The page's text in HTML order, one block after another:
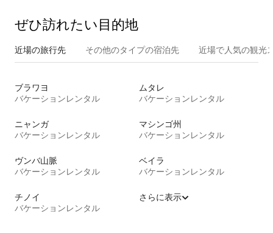
ぜひ訪⁠れ⁠た⁠い目⁠的⁠地
近場の旅行先 その他のタ⁠イ⁠プ⁠の宿⁠泊⁠先 近場で人気の観光
ブラワヨ
バケーションレンタル
ムタレ
バケーションレンタル
ニャンガ
バケーションレンタル
マシンゴ州
バケーションレンタル
ヴンバ山脈
バケーションレンタル
ベイラ
バケーションレンタル
チノイ
バケーションレンタル
さらに表示